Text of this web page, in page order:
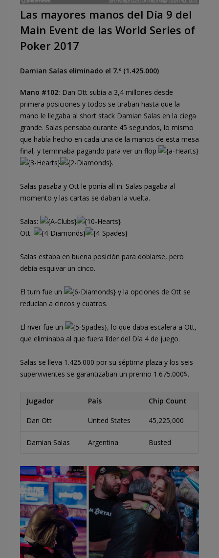
Las mayores manos del Día 9 del
Main Event de las World Series of
Poker 2017
Damian Salas eliminado el 7.º (1.425.000)
Mano #102: Dan Ott subía a 3,4 millones desde
primera posiciones y todos se tiraban hasta que la
mano le llegaba al short stack Damian Salas en la ciega
grande. Salas pensaba durante 45 segundos, lo mismo
que había hecho en cada una de la manos de esta mesa
final, y terminaba pagando para ver un flop
.
Salas pasaba y Ott le ponía all in. Salas pagaba al
momento y las cartas se daban la vuelta.
Salas:
Ott:
Salas estaba en buena posición para doblarse, pero
debía esquivar un cinco.
El turn fue un
y la opciones de Ott se
reducían a cincos y cuatros.
El river fue un
, lo que daba escalera a Ott,
que eliminaba al que fuera líder del Día 4 de juego.
Salas se lleva 1.425.000 por su séptima plaza y los seis
supervivientes se garantizaban un premio 1.675.000$.
Jugador País Chip Count
Dan Ott United States 45,225,000
Damian Salas Argentina Busted